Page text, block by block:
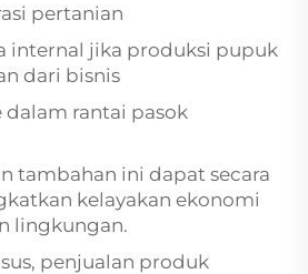
pertanian
internal jika produksi pupuk
dari bisnis
dalam rantai pasok
tambahan ini dapat secara
kelayakan ekonomi
lingkungan.
penjualan produk